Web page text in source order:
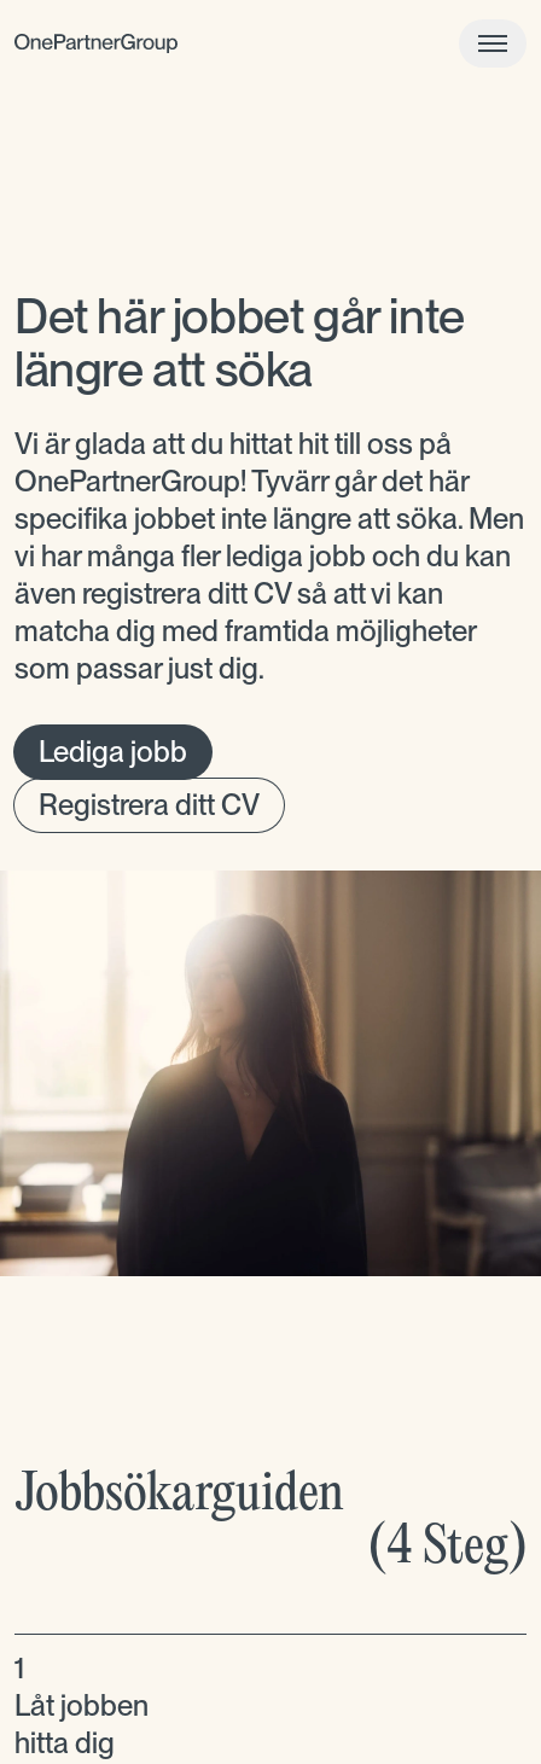
Det här jobbet går inte
längre att söka
Vi är glada att du hittat hit till oss på
OnePartnerGroup! Tyvärr går det här
specifika jobbet inte längre att söka. Men
vi har många fler lediga jobb och du kan
även registrera ditt CV så att vi kan
matcha dig med framtida möjligheter
som passar just dig.
Lediga jobb
Registrera ditt CV
Jobbsökarguiden
(4 Steg)
1
Låt jobben
hitta dig